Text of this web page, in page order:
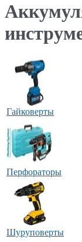
Гайковерты
Перфораторы
Шуруповерты